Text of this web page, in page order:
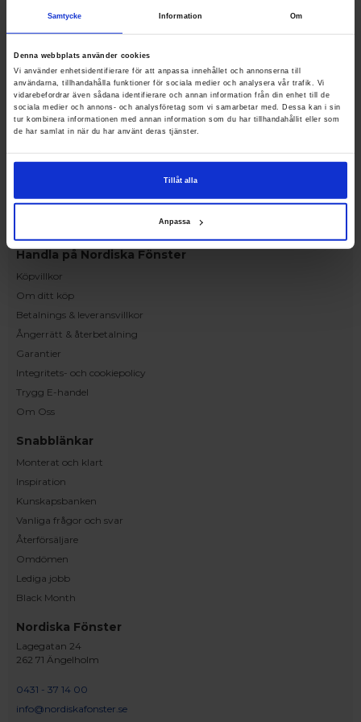
Samtycke Information Om
Denna webbplats använder cookies
Vi använder enhetsidentifierare för att anpassa innehållet och annonserna till
användarna, tillhandahålla funktioner för sociala medier och analysera vår trafik. Vi
vidarebefordrar även sådana identifierare och annan information från din enhet till de
sociala medier och annons- och analysföretag som vi samarbetar med. Dessa kan i sin
tur kombinera informationen med annan information som du har tillhandahållit eller som
de har samlat in när du har använt deras tjänster.
Tillåt alla
Anpassa
hos Victrix inredarna.
168 67 Bromma
Kundservice
Kontakta oss
Beställning och offert
Teknisk information
Handla på Nordiska Fönster
Köpvillkor
Om ditt köp
Betalnings & leveransvillkor
Ångerrätt & återbetalning
Garantier
Integritets- och cookiepolicy
Trygg E-handel
Om Oss
Snabblänkar
Monterat och klart
Inspiration
Kunskapsbanken
Vanliga frågor och svar
Återförsäljare
Omdömen
Lediga jobb
Black Month
Nordiska Fönster
Lagegatan 24
262 71 Ängelholm
0431 - 37 14 00
info@nordiskafonster.se